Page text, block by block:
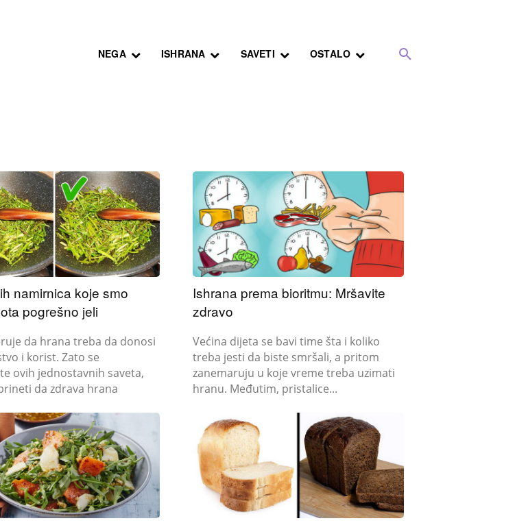
NEGA ISHRANA SAVETI OSTALO
namirnica koje smo
pogrešno jeli
da hrana treba da donosi
i korist. Zato se
ovih jednostavnih saveta,
da zdrava hrana
Ishrana prema bioritmu: Mršavite
zdravo
Većina dijeta se bavi time šta i koliko
treba jesti da biste smršali, a pritom
zanemaruju u koje vreme treba uzimati
hranu. Međutim, pristalice...